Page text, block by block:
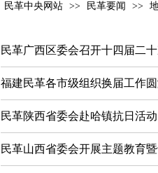
民革中央网站 >> 民革要闻 >>
民革广西区委会召开十四届二
福建民革各市级组织换届工作
民革陕西省委会赴哈镇抗日活
民革山西省委会开展主题教育